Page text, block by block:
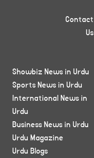
Contact
Us
Showbiz News in Urdu
Sports News in Urdu
International News in
Urdu
Business News in Urdu
Urdu Magazine
Urdu Blogs